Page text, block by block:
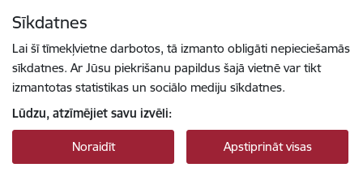
Sīkdatnes
Lai šī tīmekļvietne darbotos, tā izmanto obligāti nepieciešamās
sīkdatnes. Ar Jūsu piekrišanu papildus šajā vietnē var tikt
izmantotas statistikas un sociālo mediju sīkdatnes.
Lūdzu, atzīmējiet savu izvēli:
Noraidīt Apstiprināt visas